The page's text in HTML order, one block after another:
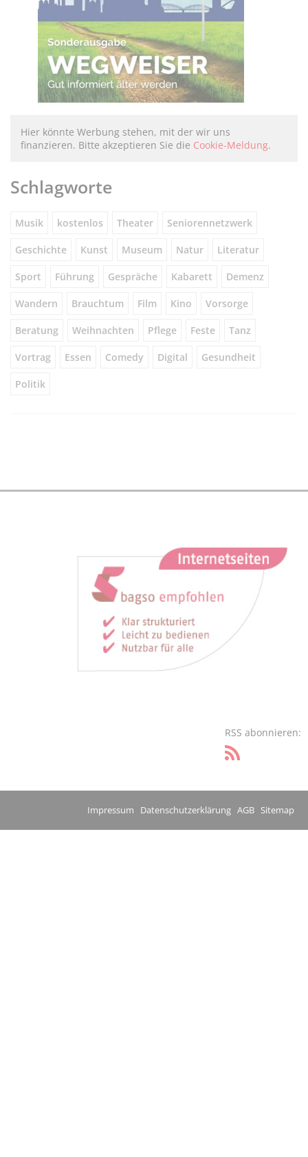
Hier könnte Werbung stehen, mit der wir uns
finanzieren. Bitte akzeptieren Sie die Cookie-Meldung.
Schlagworte
Musik kostenlos Theater Seniorennetzwerk
Geschichte Kunst Museum Natur Literatur
Sport Führung Gespräche Kabarett Demenz
Wandern Brauchtum Film Kino Vorsorge
Beratung Weihnachten Pflege Feste Tanz
Vortrag Essen Comedy Digital Gesundheit
Politik
RSS abonnieren:
Impressum Datenschutzerklärung AGB Sitemap